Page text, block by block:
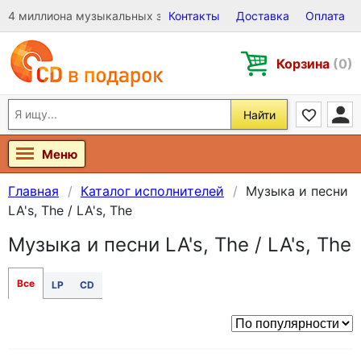
4 миллиона музыкальных записей на Виниле, CD и DVD
Контакты Доставка Оплата
Корзина (0)
Найти
Меню
Главная Каталог исполнителей
Музыка и песни
LA's, The / LA's, The
Музыка и песни LA's, The / LA's, The
Все LP CD